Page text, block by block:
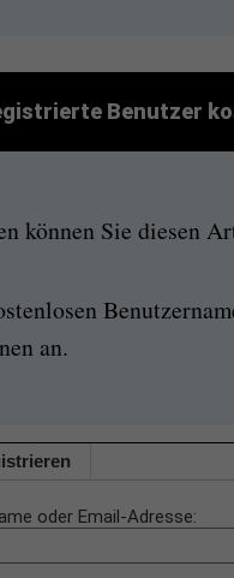
Benutzer
können Sie diesen
an.
oder Email-Adresse